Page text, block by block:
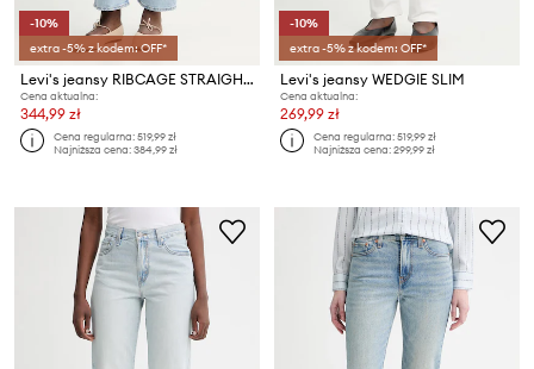
-10%
extra -5% z kodem: OFF*
Levi's jeansy RIBCAGE STRAIGHT ANKLE
Cena aktualna:
344,99 zł
Cena regularna:519,99 zł
Najniższa cena:384,99 zł
-10%
extra -5% z kodem: OFF*
Levi's jeansy WEDGIE SLIM
Cena aktualna:
269,99 zł
Cena regularna:519,99 zł
Najniższa cena:299,99 zł